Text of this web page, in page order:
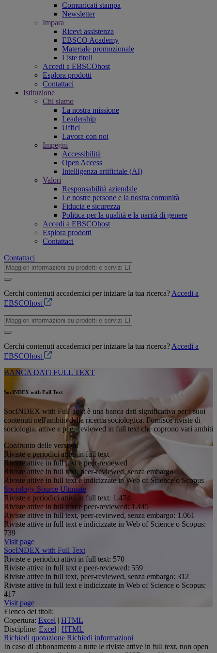
Comunicati stampa
Newsletter
Impara
Ricevi assistenza
EBSCO Academy
Materiale promozionale
Liste titoli
Accedi a EBSCOhost
Esplora prodotti
Contattaci
Istituzione
Chi siamo
La nostra missione
Leadership
Uffici
Lavora con noi
Impegni
Accessibilità
Open Access
Intelligenza artificiale (AI)
Valori
Responsabilità aziendale
Le nostre persone e la nostra comunità
Fiducia e sicurezza
Politica per la qualità e la parità di genere
Accedi a EBSCOhost
Esplora prodotti
Contattaci
Contattaci
Cerchi contenuti accademici per iniziare la tua ricerca? Accedi a
EBSCOhost
Cerchi contenuti accademici per iniziare la tua ricerca? Accedi a
EBSCOhost
BANCA DATI FULL TEXT
SocINDEX with Full Text
SocINDEX with Full Text è una banca dati significativa per i suoi
contenuti nell'ambito della ricerca sociologica. Fornisce riviste di
sociologia, attive e peer-reviewed in full text che coprono vari ambiti
Confronto delle versioni
Riviste e periodici attivi in full text
Riviste attive in full text e peer-reviewed
Riviste attive in full text, peer-reviewed, senza embargo
Riviste attive in full text e indicizzate in Web of Science o Scopus
Sociology Source Ultimate
Riviste e periodici attivi in full text: 1.474
Riviste attive in full text e peer-reviewed:1.445
Riviste attive in full text, peer-reviewed, senza embargo: 1.061
Riviste attive in full text e indicizzate in Web of Science o Scopus:
739
Visit page
SocINDEX with Full Text
Riviste e periodici attivi in full text: 570
Riviste attive in full text e peer-reviewed: 559
Riviste attive in full text, peer-reviewed, senza embargo: 312
Riviste attive in full text e indicizzate in Web of Science o Scopus:
417
Visit page
Elenco dei titoli:
Copertura: Excel | HTML
Discipline: Excel | HTML
Richiedi quotazione Richiedi informazioni
In caso di abbonamento a tutte le riviste attive in full text, non open